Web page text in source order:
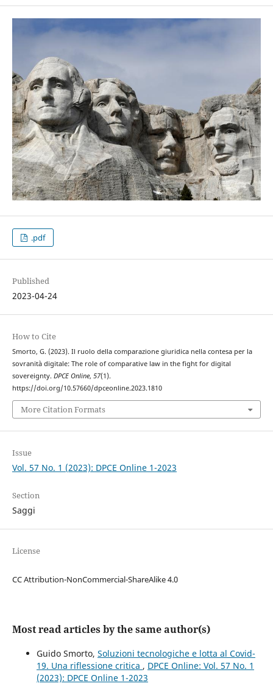
.pdf
Published
2023-04-24
How to Cite
Smorto, G. (2023). Il ruolo della comparazione giuridica nella contesa per la
sovranità digitale: The role of comparative law in the fight for digital
sovereignty. DPCE Online, 57(1).
https://doi.org/10.57660/dpceonline.2023.1810
More Citation Formats
Issue
Vol. 57 No. 1 (2023): DPCE Online 1-2023
Section
Saggi
License
CC Attribution-NonCommercial-ShareAlike 4.0
Most read articles by the same author(s)
Guido Smorto, Soluzioni tecnologiche e lotta al Covid-
19. Una riflessione critica , DPCE Online: Vol. 57 No. 1
(2023): DPCE Online 1-2023